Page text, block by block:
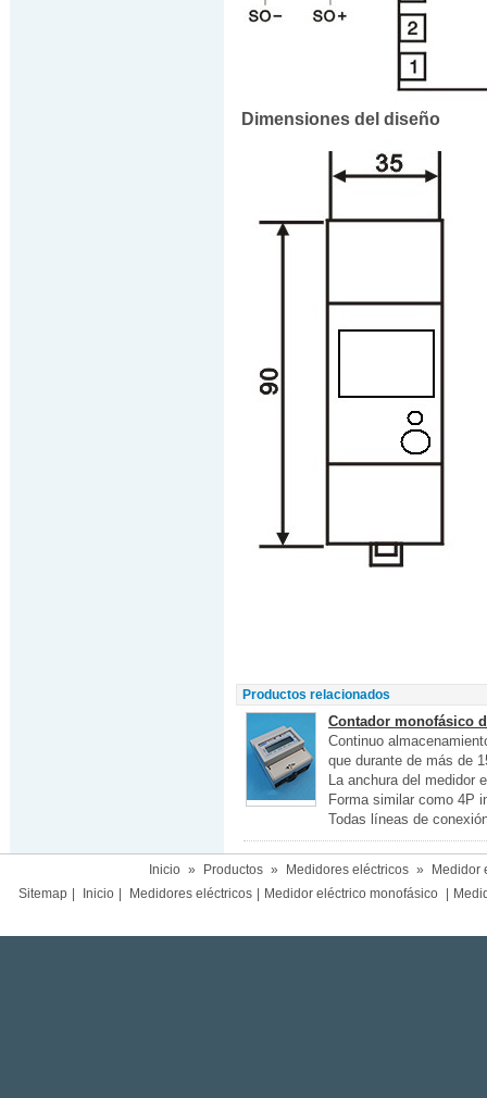
Dimensiones del diseño
Productos relacionados
Contador monofásico
Continuo
que durante de más de
La anchura del medidor
Forma similar como 4P
Todas líneas de
Inicio » Productos » Medidores eléctricos »
Medidor
Sitemap
Inicio Medidores eléctricos Medidor eléctrico monofásico